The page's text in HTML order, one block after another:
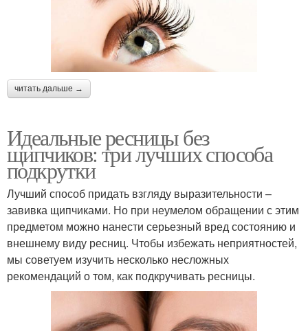
читать дальше →
Идеальные ресницы без
щипчиков: три лучших способа
подкрутки
Лучший способ придать взгляду выразительности –
завивка щипчиками. Но при неумелом обращении с этим
предметом можно нанести серьезный вред состоянию и
внешнему виду ресниц. Чтобы избежать неприятностей,
мы советуем изучить несколько несложных
рекомендаций о том, как подкручивать ресницы.